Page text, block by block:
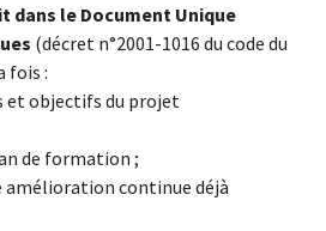
dans le Document Unique
(décret n°2001-1016 du code du
fois :
objectifs du projet
de formation ;
continue déjà